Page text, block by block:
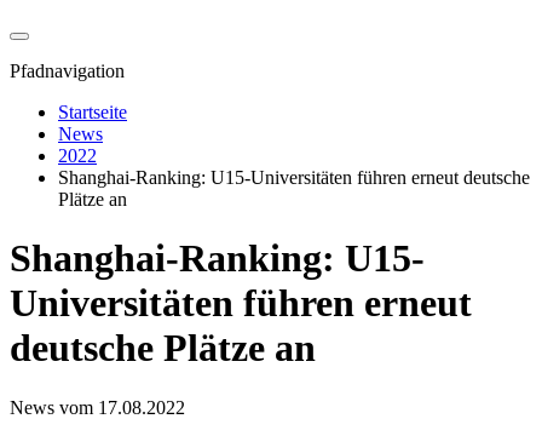
Pfadnavigation
Startseite
News
2022
Shanghai-Ranking: U15-Universitäten führen erneut deutsche
Plätze an
Shanghai-Ranking: U15-
Universitäten führen erneut
deutsche Plätze an
News vom 17.08.2022